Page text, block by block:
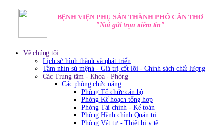
BỆNH VIỆN PHỤ SẢN THÀNH PHỐ CẦN THƠ
"Nơi gửi trọn niềm tin"
Về chúng tôi
Lịch sử hình thành và phát triển
Tầm nhìn sứ mệnh - Giá trị cốt lõi - Chính sách chất lượng
Các Trung tâm - Khoa - Phòng
Các phòng chức năng
Phòng Tổ chức cán bộ
Phòng Kế hoạch tổng hơp
Phòng Tài chính - Kế toán
Phòng Hành chính Quản trị
Phòng Vật tư - Thiết bị y tế